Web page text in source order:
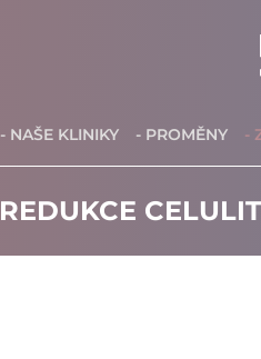
- NAŠE KLINIKY - PROMĚNY -
REDUKCE